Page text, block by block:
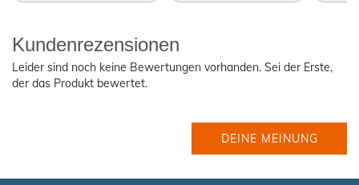
Kundenrezensionen
Leider sind noch keine Bewertungen vorhanden. Sei der Erste,
der das Produkt bewertet.
DEINE MEINUNG